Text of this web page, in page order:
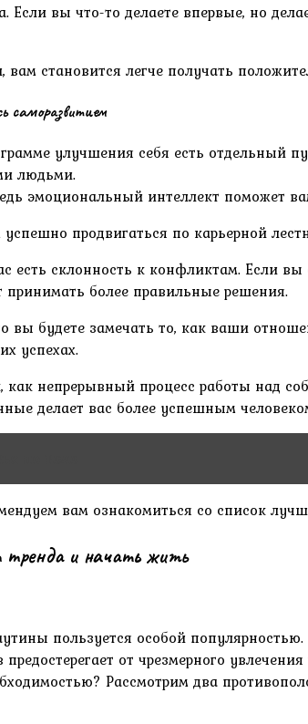
вы что-то делаете впервые, но
становится легче получать
саморазвитием
улучшения себя есть отдельный
людьми.
эмоциональный интеллект поможет
продвигаться по карьерной
есть склонность к конфликтам. Если
более правильные решения.
будете замечать то, как ваши
успехах.
как непрерывный процесс работы над
делает вас более успешным
вам ознакомиться со список
тренда и начать жить
пользуется особой
от чрезмерного
Рассмотрим два